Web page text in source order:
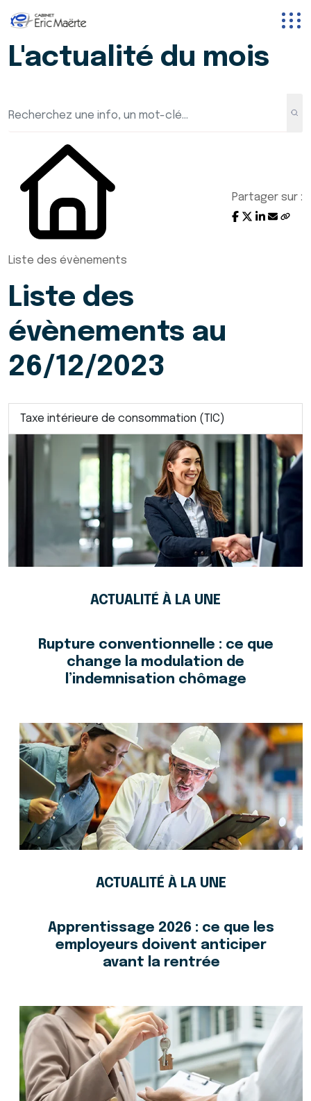
L'actualité du mois
Liste des évènements
Partager sur :
Liste des
évènements au
26/12/2023
Taxe intérieure de consommation (TIC)
ACTUALITÉ À LA UNE
Rupture conventionnelle : ce que
change la modulation de
l’indemnisation chômage
ACTUALITÉ À LA UNE
Apprentissage 2026 : ce que les
employeurs doivent anticiper
avant la rentrée